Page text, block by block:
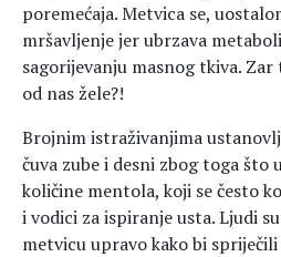
poremećaja. Metvica se,
mršavljenje jer ubrzava
sagorijevanju masnog tkiva.
od nas žele?!
Brojnim istraživanjima
čuva zube i desni zbog toga što
količine mentola, koji se često
i vodici za ispiranje usta. Ljudi
metvicu upravo kako bi